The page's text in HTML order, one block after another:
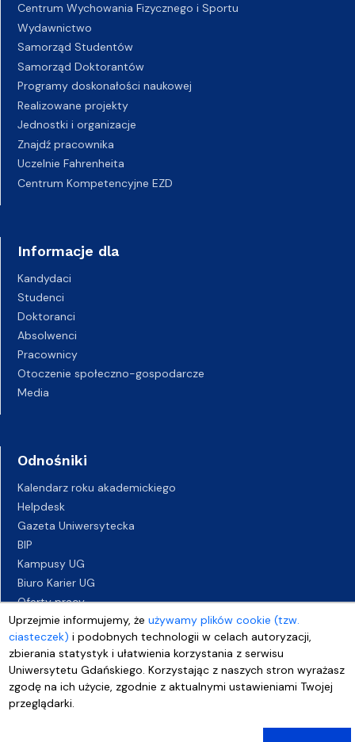
Uprzejmie informujemy, żeużywamy plików cookie (tzw.
ciasteczek) i podobnych technologii w celach autoryzacji,
zbierania statystyk i ułatwienia korzystania z serwisu
Uniwersytetu Gdańskiego. Korzystając z naszych stron wyrażasz
zgodę na ich użycie, zgodnie z aktualnymi ustawieniami Twojej
przeglądarki.
Centrum Wychowania Fizycznego i Sportu
Wydawnictwo
Samorząd Studentów
Samorząd Doktorantów
Programy doskonałości naukowej
Realizowane projekty
Jednostki i organizacje
Znajdź pracownika
Uczelnie Fahrenheita
Centrum Kompetencyjne EZD
Informacje dla
Kandydaci
Studenci
Doktoranci
Absolwenci
Pracownicy
Otoczenie społeczno-gospodarcze
Media
Odnośniki
Kalendarz roku akademickiego
Helpdesk
Gazeta Uniwersytecka
BIP
Kampusy UG
Biuro Karier UG
Oferty pracy
Deklaracja dostępności